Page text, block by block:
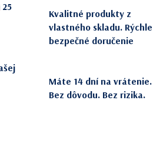
25
Kvalitné produkty z
vlastného skladu. Rýchle
bezpečné doručenie
Máte 14 dní na vrátenie.
Bez dôvodu. Bez rizika.